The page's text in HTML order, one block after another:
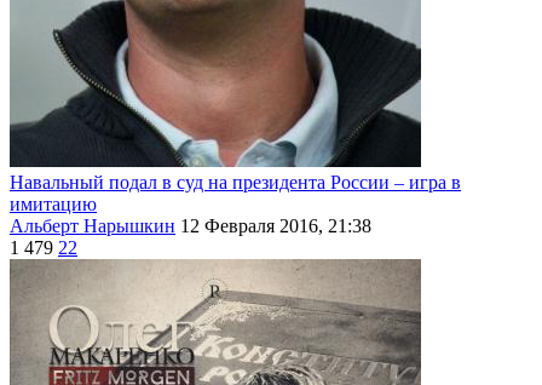
Навальный подал в суд на президента России – игра в
имитацию
Альберт Нарышкин 12 Февраля 2016, 21:38
1 479 22